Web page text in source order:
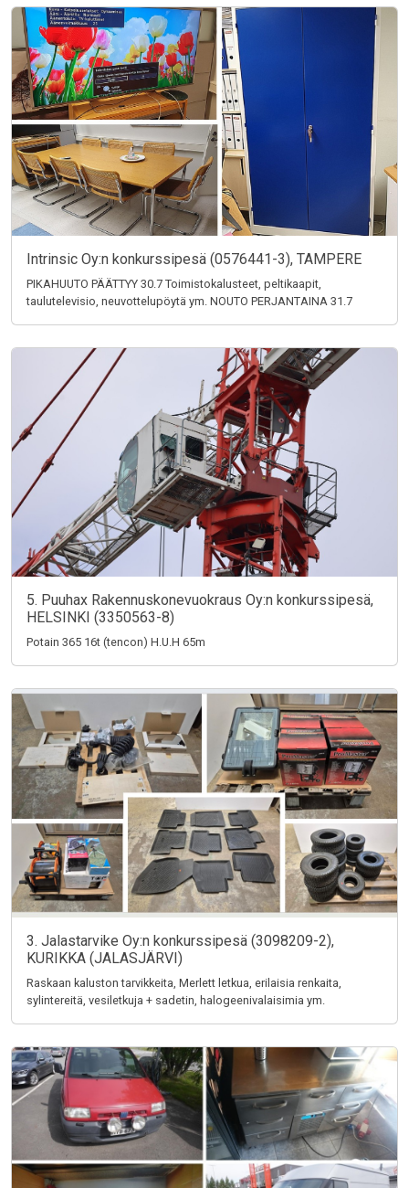
Intrinsic Oy:n konkurssipesä (0576441-3), TAMPERE
PIKAHUUTO PÄÄTTYY 30.7 Toimistokalusteet, peltikaapit,
taulutelevisio, neuvottelupöytä ym. NOUTO PERJANTAINA 31.7
5. Puuhax Rakennuskonevuokraus Oy:n konkurssipesä,
HELSINKI (3350563-8)
Potain 365 16t (tencon) H.U.H 65m
3. Jalastarvike Oy:n konkurssipesä (3098209-2),
KURIKKA (JALASJÄRVI)
Raskaan kaluston tarvikkeita, Merlett letkua, erilaisia renkaita,
sylintereitä, vesiletkuja + sadetin, halogeenivalaisimia ym.